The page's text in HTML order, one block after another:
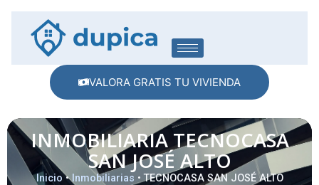
VALORA GRATIS TU VIVIENDA
INMOBILIARIA TECNOCASA
SAN JOSÉ ALTO
Inicio• Inmobiliarias •TECNOCASA SAN JOSÉ ALTO